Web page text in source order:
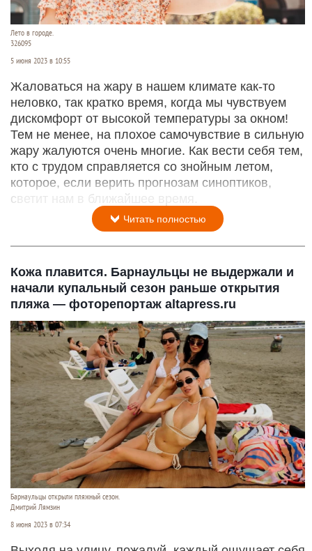
Лето в городе.
326095
5 июня 2023 в 10:55
Жаловаться на жару в нашем климате как-то
неловко, так кратко время, когда мы чувствуем
дискомфорт от высокой температуры за окном!
Тем не менее, на плохое самочувствие в сильную
жару жалуются очень многие. Как вести себя тем,
кто с трудом справляется со знойным летом,
которое, если верить прогнозам синоптиков,
светит нам в ближайшее время.
Читать полностью
Кожа плавится. Барнаульцы не выдержали и
начали купальный сезон раньше открытия
пляжа — фоторепортаж altapress.ru
Барнаульцы открыли пляжный сезон.
Дмитрий Лямзин
8 июня 2023 в 07:34